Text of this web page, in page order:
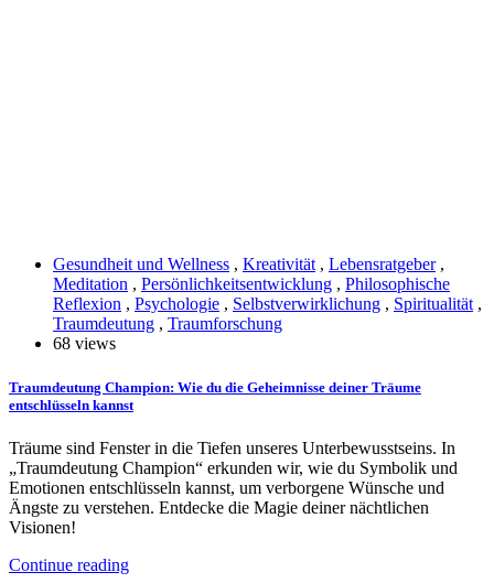
Gesundheit und Wellness , Kreativität, Lebensratgeber,
Meditation , Persönlichkeitsentwicklung , Philosophische
Reflexion , Psychologie , Selbstverwirklichung , Spiritualität,
Traumdeutung , Traumforschung
68 views
Traumdeutung Champion: Wie du die Geheimnisse deiner Träume
entschlüsseln kannst
Träume sind Fenster in die Tiefen unseres Unterbewusstseins. In
„Traumdeutung Champion“ erkunden wir, wie du Symbolik und
Emotionen entschlüsseln kannst, um verborgene Wünsche und
Ängste zu verstehen. Entdecke die Magie deiner nächtlichen
Visionen!
Continue reading